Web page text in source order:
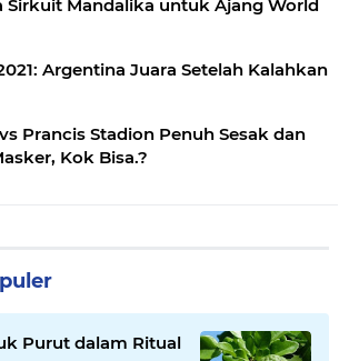
Sirkuit Mandalika untuk Ajang World
Argentina Juara Setelah Kalahkan
Prancis Stadion Penuh Sesak dan
Kok Bisa.?
Purut dalam Ritual